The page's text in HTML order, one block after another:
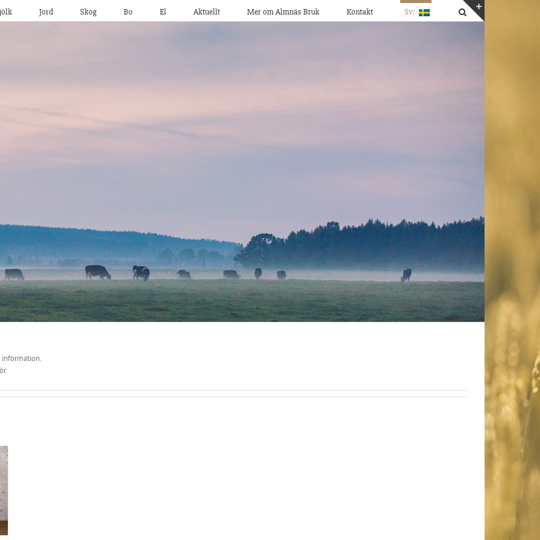
Jord Skog Bo El Aktuellt Mer om Almnäs Bruk Kontakt Sv: